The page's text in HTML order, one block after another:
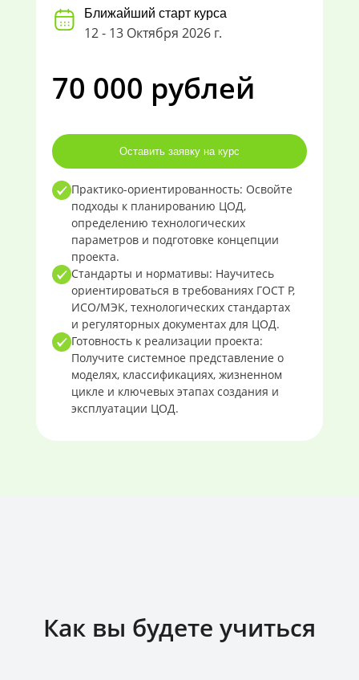
Ближайший старт курса
12 - 13 Октября 2026 г.
70 000 рублей
Оставить заявку на курс
Практико-ориентированность: Освойте
подходы к планированию ЦОД,
определению технологических
параметров и подготовке концепции
проекта.
Стандарты и нормативы: Научитесь
ориентироваться в требованиях ГОСТ Р,
ИСО/МЭК, технологических стандартах
и регуляторных документах для ЦОД.
Готовность к реализации проекта:
Получите системное представление о
моделях, классификациях, жизненном
цикле и ключевых этапах создания и
эксплуатации ЦОД.
Как вы будете учиться